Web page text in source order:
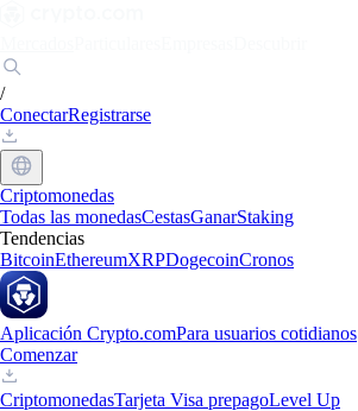
/
ConectarRegistrarse
Criptomonedas
Todas las monedasCestasGanarStaking
Tendencias
BitcoinEthereumXRPDogecoinCronos
Aplicación Crypto.comPara usuarios cotidianos
Comenzar
CriptomonedasTarjeta Visa prepagoLevel Up